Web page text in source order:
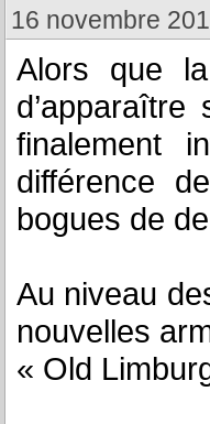
16 novembre
Alors que
finalement
différence
bogues de
Au niveau
nouvelles
« Old